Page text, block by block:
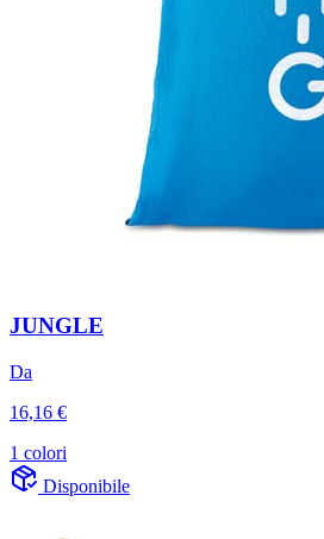
JUNGLE
Da
16,16 €
1 colori
Disponibile